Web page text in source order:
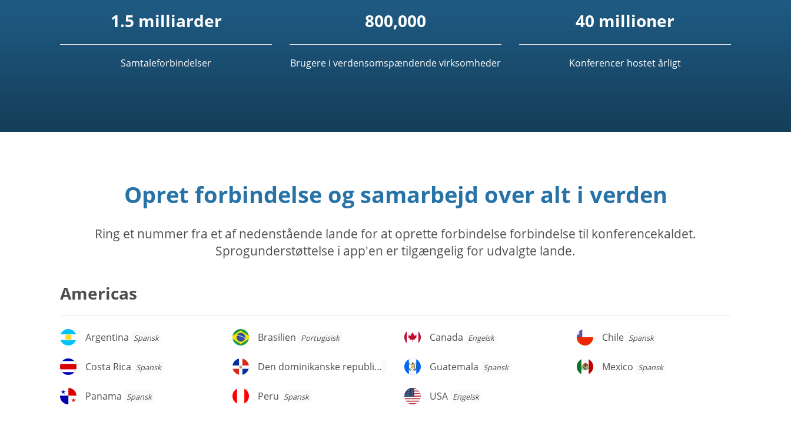
1.5 milliarder
Samtaleforbindelser
800,000
Brugere i verdensomspændende virksomheder
40 millioner
Konferencer hostet årligt
Opret forbindelse og samarbejd over alt i verden
Ring et nummer fra et af nedenstående lande for at oprette forbindelse forbindelse til konferencekaldet.
Sprogunderstøttelse i app'en er tilgængelig for udvalgte lande.
Americas
Argentina
Argentina Spansk Brasilien
Brasilien Portugisisk Canada
Canada Engelsk Chile
Chile Spansk
Costa
Costa Rica Spansk
Den
republik
Den dominikanske republik Spansk Guatemala
Guatemala Spansk Mexico
Mexico Spansk
Panama
Panama Spansk Peru
Peru Spansk USA
USA Engelsk